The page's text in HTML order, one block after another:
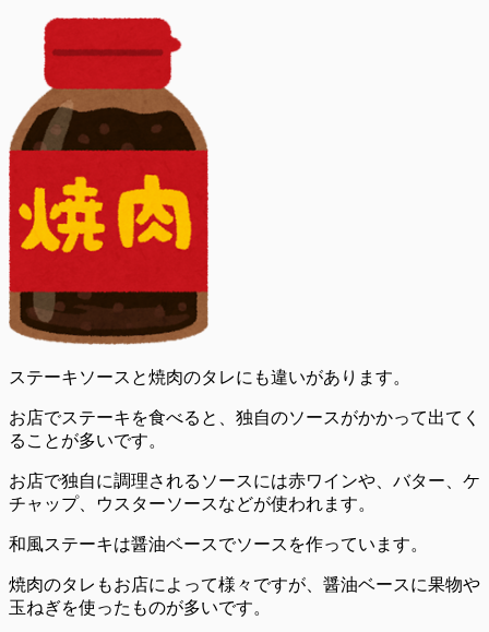
ステーキソースと焼肉のタレにも違いがあります。
お店でステーキを食べると、独自のソースがかかって出てく
ることが多いです。
お店で独自に調理されるソースには赤ワインや、バター、ケ
チャップ、ウスターソースなどが使われます。
和風ステーキは醤油ベースでソースを作っています。
焼肉のタレもお店によって様々ですが、醤油ベースに果物や
玉ねぎを使ったものが多いです。